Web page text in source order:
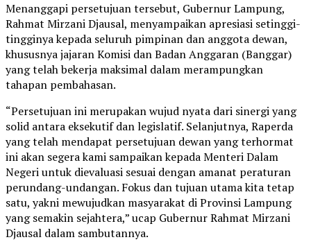
Menanggapi persetujuan tersebut, Gubernur Lampung,
Rahmat Mirzani Djausal, menyampaikan apresiasi setinggi-
tingginya kepada seluruh pimpinan dan anggota dewan,
khususnya jajaran Komisi dan Badan Anggaran (Banggar)
yang telah bekerja maksimal dalam merampungkan
tahapan pembahasan.
“Persetujuan ini merupakan wujud nyata dari sinergi yang
solid antara eksekutif dan legislatif. Selanjutnya, Raperda
yang telah mendapat persetujuan dewan yang terhormat
ini akan segera kami sampaikan kepada Menteri Dalam
Negeri untuk dievaluasi sesuai dengan amanat peraturan
perundang-undangan. Fokus dan tujuan utama kita tetap
satu, yakni mewujudkan masyarakat di Provinsi Lampung
yang semakin sejahtera,” ucap Gubernur Rahmat Mirzani
Djausal dalam sambutannya.